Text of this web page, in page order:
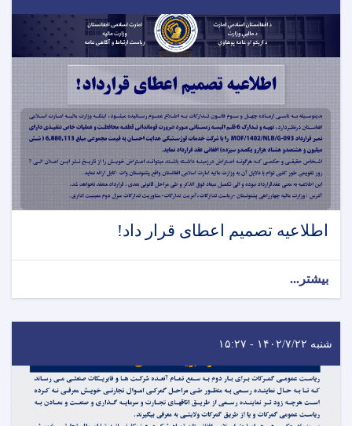
اطلاعیه تصمیم اعطای قرار داد!
بیشتر...
شنبه ۱۴۰۲/۷/۲۲ - ۱۵:۲۷